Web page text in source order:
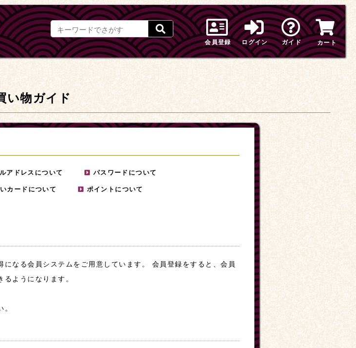
会員登録 ログイン ガイド カート
い物ガイド
アドレスについて
パスワードについて
カードについて
ポイントについて
なる会員システムをご用意しています。 会員登録をすると、会員
ようになります。